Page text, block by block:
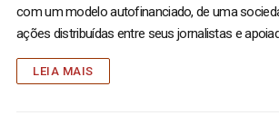
com um modelo autofinanciado, de uma
ações distribuídas entre seus jornalistas e
LEIA MAIS